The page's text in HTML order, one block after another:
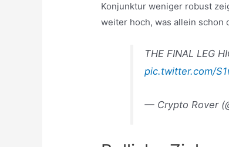
Konjunktur weniger robust
weiter hoch, was allein schon
THE FINAL LEG
pic.twitter.com/
— Crypto Rover